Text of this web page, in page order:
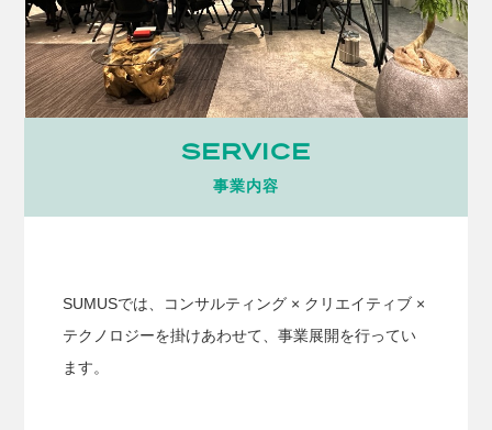
SERVICE
事業内容
SUMUSでは、コンサルティング × クリエイティブ ×
テクノロジーを掛けあわせて、事業展開を行ってい
ます。